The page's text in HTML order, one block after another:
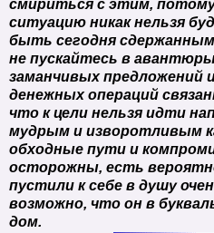
смириться с этим,
ситуацию никак нельзя
быть сегодня
не пускайтесь в
заманчивых предложений
денежных операций
что к цели нельзя идти
мудрым и изворотливым
обходные пути и
осторожны, есть
пустили к себе в душу
возможно, что он в
дом.